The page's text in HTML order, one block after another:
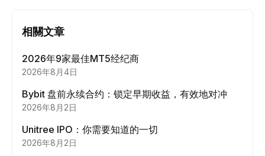
相關文章
2026年9家最佳MT5经纪商
2026年8月4日
Bybit 盘前永续合约：锁定早期收益，有效地对冲
2026年8月2日
Unitree IPO：你需要知道的一切
2026年8月2日